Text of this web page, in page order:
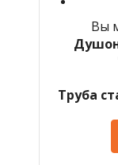
Вы
Труба